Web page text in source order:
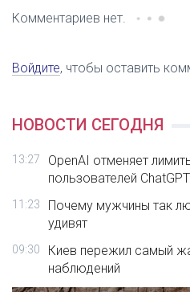
Комментариев нет.
Войдите, чтобы оставить
НОВОСТИ СЕГОДНЯ
13:27
OpenAI отменяет
пользователей ChatGPT
11:23
Почему мужчины так
удивят
09:30
Киев пережил самый
наблюдений